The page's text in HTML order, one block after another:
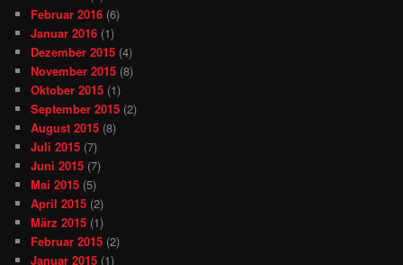
Februar 2016 (6)
Januar 2016 (1)
Dezember 2015 (4)
November 2015 (8)
Oktober 2015 (1)
September 2015 (2)
August 2015 (8)
Juli 2015 (7)
Juni 2015 (7)
Mai 2015 (5)
April 2015 (2)
März 2015 (1)
Februar 2015 (2)
Januar 2015 (1)